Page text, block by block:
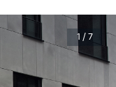
1 / 7